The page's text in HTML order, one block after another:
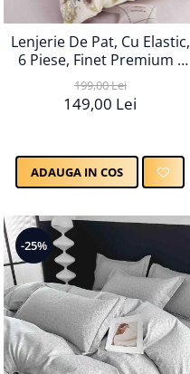
Lenjerie De Pat, Cu Elastic,
6 Piese, Finet Premium -
LPBF6PE22
199,00 Lei
149,00 Lei
ADAUGA IN COS
-25%